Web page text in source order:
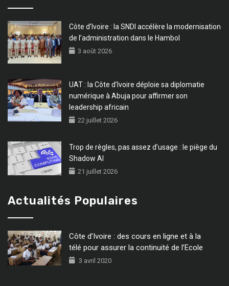
Côte d’Ivoire : la SNDI accélère la modernisation
de l’administration dans le Hambol
3 août 2026
UAT : la Côte d’Ivoire déploie sa diplomatie
numérique à Abuja pour affirmer son
leadership africain
22 juillet 2026
Trop de règles, pas assez d’usage : le piège du
Shadow AI
21 juillet 2026
Actualités Populaires
Côte d’Ivoire : des cours en ligne et à la
télé pour assurer la continuité de l’Ecole
3 avril 2020